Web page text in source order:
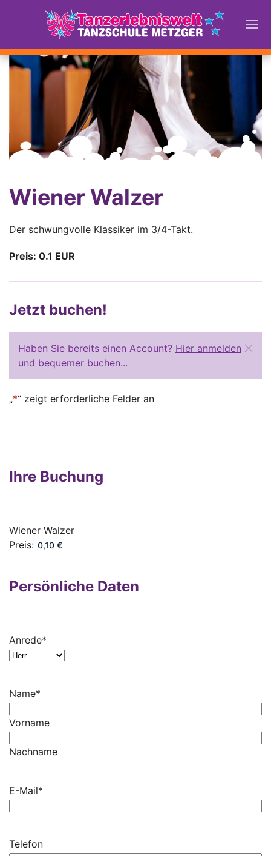
Wiener Walzer
Der schwungvolle Klassiker im 3/4-Takt.
Preis: 0.1 EUR
Jetzt buchen!
Haben Sie bereits einen Account? Hier anmelden
und bequemer buchen...
„*“ zeigt erforderliche Felder an
Ihre Buchung
Wiener Walzer
Preis:
Persönliche Daten
Anrede*
Name*
Vorname
Nachname
E-Mail*
Telefon